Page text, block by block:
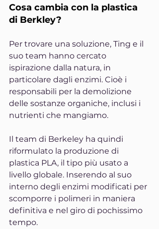
Cosa cambia con la plastica
di Berkley?
Per trovare una soluzione, Ting e il
suo team hanno cercato
ispirazione dalla natura, in
particolare dagli enzimi. Cioè i
responsabili per la demolizione
delle sostanze organiche, inclusi i
nutrienti che mangiamo.
Il team di Berkeley ha quindi
riformulato la produzione di
plastica PLA, il tipo più usato a
livello globale. Inserendo al suo
interno degli enzimi modificati per
scomporre i polimeri in maniera
definitiva e nel giro di pochissimo
tempo.